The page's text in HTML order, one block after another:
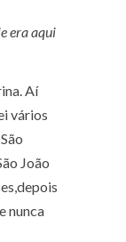
era aqui
Aí
vários
João
nunca